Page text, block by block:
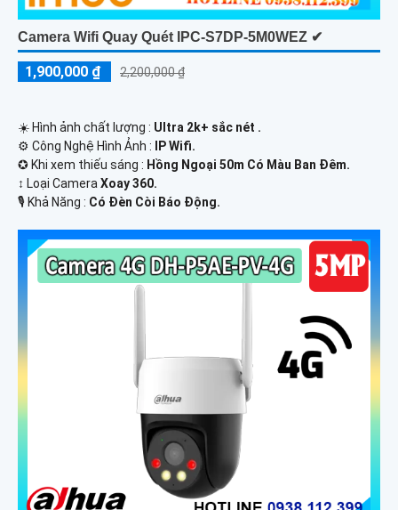
Camera Wifi Quay Quét IPC-S7DP-5M0WEZ ✔
1,900,000 ₫ 2,200,000 ₫
☀️ Hình ảnh chất lượng : Ultra 2k+ sắc nét .
⚙ Công Nghệ Hình Ảnh :
IP Wifi.
✪ Khi xem thiếu sáng : Hồng Ngoại 50m Có Màu Ban Ðêm.
↕️ Loại CameraXoay 360.
️🎙 Khả Năng : Có Ðèn Còi Báo Động.